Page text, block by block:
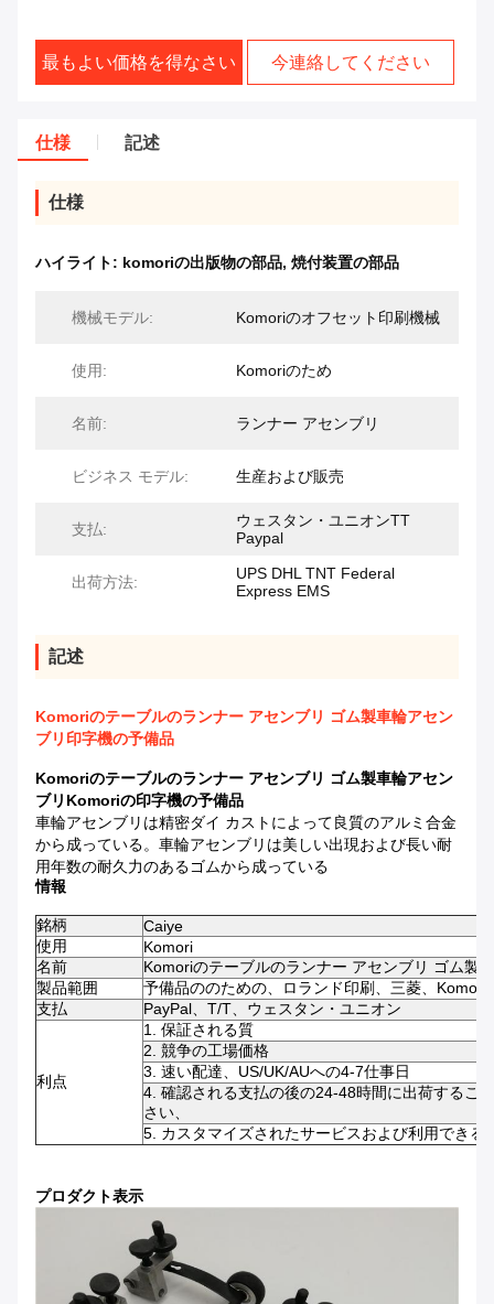
最もよい価格を得なさい 今連絡してください
仕様 記述
仕様
ハイライト: komoriの出版物の部品, 焼付装置の部品
機械モデル: Komoriのオフセット印刷機械
使用: Komoriのため
名前: ランナー アセンブリ
ビジネス モデル: 生産および販売
支払:
ウェスタン・ユニオンTT
Paypal
出荷方法:
UPS DHL TNT Federal
Express EMS
記述
Komoriのテーブルのランナー アセンブリ ゴム製車輪アセン
ブリ印字機の予備品
Komoriのテーブルのランナー アセンブリ ゴム製車輪アセン
ブリKomoriの印字機の予備品
車輪アセンブリは精密ダイ カストによって良質のアルミ合金
から成っている。車輪アセンブリは美しい出現および長い耐
用年数の耐久力のあるゴムから成っている
情報
銘柄
Caiye
使用
Komori
名前
Komoriのテーブルのランナー アセンブリ ゴム製
製品範囲
予備品ののための、ロランド印刷、三菱、Komori
支払
PayPal、T/T、ウェスタン・ユニオン
利点
1. 保証される質
2. 競争の工場価格
3. 速い配達、US/UK/AUへの4-7仕事日
4. 確認される支払の後の24-48時間に出荷するこ
さい、
5. カスタマイズされたサービスおよび利用できる
プロダクト表示